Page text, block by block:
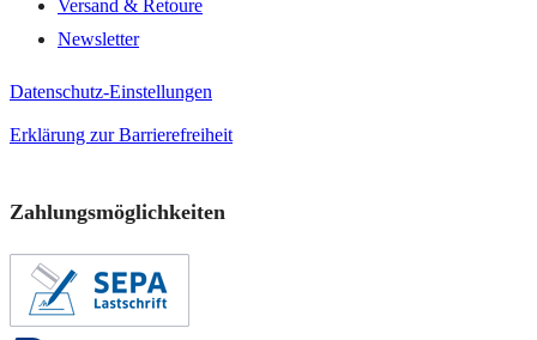
Versand & Retoure
Newsletter
Datenschutz-Einstellungen
Erklärung zur Barrierefreiheit
Zahlungsmöglichkeiten